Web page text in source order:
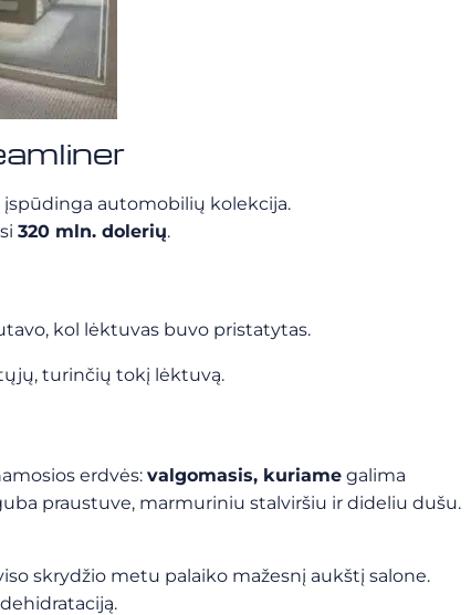
įspūdinga automobilių kolekcija.
320 mln. dolerių.
kol lėktuvas buvo pristatytas.
turinčių tokį lėktuvą.
erdvės: valgomasis, kuriame galima
praustuve, marmuriniu stalviršiu ir dideliu dušu.
skrydžio metu palaiko mažesnį aukštį salone.